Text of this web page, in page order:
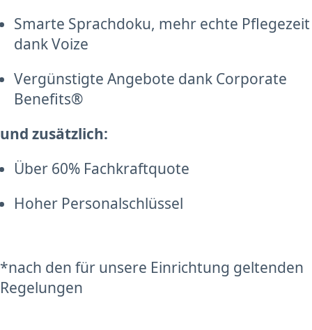
Smarte Sprachdoku, mehr echte Pflegezeit
dank Voize
Vergünstigte Angebote dank Corporate
Benefits®
und zusätzlich:
Über 60% Fachkraftquote
Hoher Personalschlüssel
*nach den für unsere Einrichtung geltenden
Regelungen